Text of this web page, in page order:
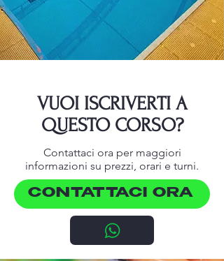
VUOI ISCRIVERTI A
QUESTO CORSO?
Contattaci ora per maggiori
informazioni su prezzi, orari e turni.
CONTATTACI ORA